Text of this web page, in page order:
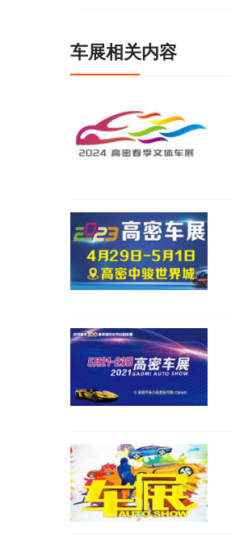
车展相关内容